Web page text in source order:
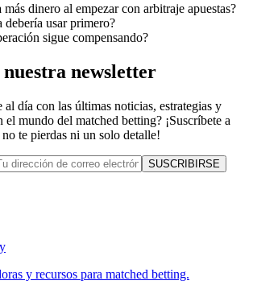
más dinero al empezar con arbitraje apuestas?
debería usar primero?
sigue compensando?
nuestra newsletter
al día con las últimas noticias, estrategias y
el mundo del matched betting? ¡Suscríbete a
te pierdas ni un solo detalle!
SUSCRIBIRSE
y recursos para matched betting.